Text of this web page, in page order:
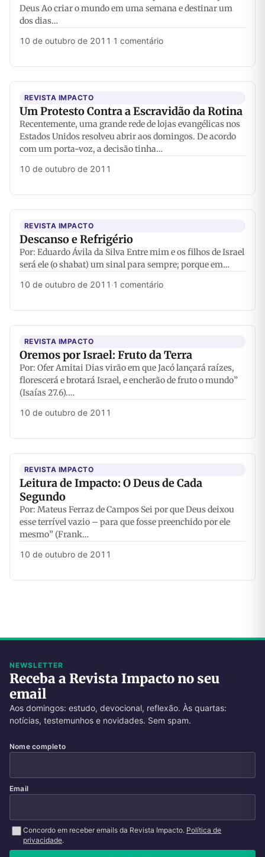
Deus Ao criar o mundo em uma semana e destinar um
dos dias…
10 de outubro de 2011 ·1 comentário
REVISTA IMPACTO
Um Protesto Contra a Escravidão da Rotina
Recentemente, uma grande rede de lojas evangélicas nos
Estados Unidos resolveu abrir aos domingos. De acordo
com um porta-voz, a decisão tinha…
10 de outubro de 2011
REVISTA IMPACTO
Descanso e Refrigério
Por: Eduardo Ávila da Silva Entre mim e os filhos de Israel
será ele (o shabat) um sinal para sempre; porque em…
10 de outubro de 2011 ·1 comentário
REVISTA IMPACTO
Oremos por Israel: Fruto da Terra
Por: Ofer Amitai Dias virão em que Jacó lançará raízes,
florescerá e brotará Israel, e encherão de fruto o mundo”
(Isaías 27.6).…
10 de outubro de 2011
REVISTA IMPACTO
Leitura de Impacto: O Deus de Cada
Segundo
Por: Mateus Ferraz de Campos Sei por que Deus deixou
esse terrível vazio – para que fosse preenchido por ele
mesmo” (Frank…
10 de outubro de 2011
NEWSLETTER
Receba a Revista Impacto no seu
email
Aos domingos: estudo, devocional, reflexão. Às quartas:
notícias, testemunhos e novidades. Sem spam.
Nome completo
Email
Concordo em receber emails da Revista Impacto. Política de
privacidade.